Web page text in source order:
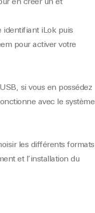
en créer un et
identifiant iLok puis
pour activer votre
si vous en possédez
avec le système
les différents formats
et l’installation du